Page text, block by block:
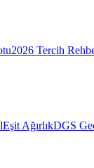
2026 Tercih
Eşit AğırlıkDGS